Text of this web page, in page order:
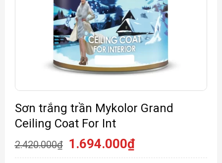
Sơn trắng trần Mykolor Grand
Ceiling Coat For Int
2.420.000₫ Giá
gốc
là:
1.694.000₫Giá
hiện
tại